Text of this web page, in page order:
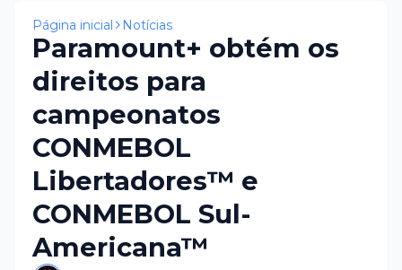
Página inicial Notícias
Paramount+ obtém os
direitos para
campeonatos
CONMEBOL
Libertadores™ e
CONMEBOL Sul-
Americana™